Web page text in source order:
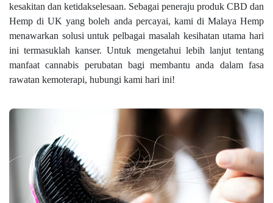
kesakitan dan ketidakselesaan. Sebagai peneraju produk CBD dan
Hemp di UK yang boleh anda percayai, kami di Malaya Hemp
menawarkan solusi untuk pelbagai masalah kesihatan utama hari
ini termasuklah kanser. Untuk mengetahui lebih lanjut tentang
manfaat cannabis perubatan bagi membantu anda dalam fasa
rawatan kemoterapi, hubungi kami hari ini!